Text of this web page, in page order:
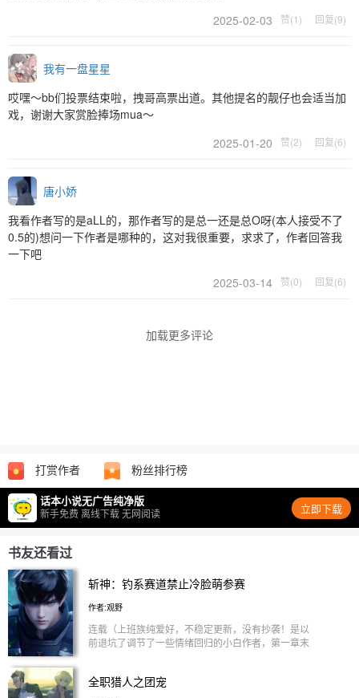
2025-02-03
赞(1) 回复(9)
我有一盘星星
哎嘿～bb们投票结束啦，拽哥高票出道。其他提名的靓仔也会适当加
戏，谢谢大家赏脸捧场mua～
2025-01-20
赞(2) 回复(6)
唐小娇
我看作者写的是aLL的，那作者写的是总一还是总O呀(本人接受不了
0.5的)想问一下作者是哪种的，这对我很重要，求求了，作者回答我
一下吧
2025-03-14
赞(0) 回复(6)
加载更多评论
打赏作者 粉丝排行榜
话本小说无广告纯净版
新手免费 离线下载 无网阅读 立即下载
书友还看过
斩神：钓系赛道禁止冷脸萌参赛
作者:观野
连载（上班族纯爱好，不稳定更新，没有抄袭！是以
前退坑了调节了一些情绪回归的小白作者，第一章末
个讲话逻辑怪怪的，打起架来猛猛的，脸上表情淡淡
全职猎人之团宠